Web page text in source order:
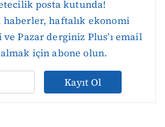
posta kutunda!
haberler, haftalık ekonomi
Pazar derginiz Plus’ı email
için abone olun.
Kayıt Ol